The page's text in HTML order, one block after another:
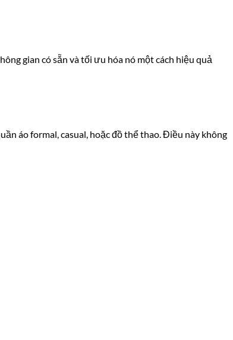
gian có sẵn và tối ưu hóa nó một cách hiệu quả
áo formal, casual, hoặc đồ thể thao. Điều này không